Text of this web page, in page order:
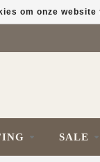
SALE
om onze